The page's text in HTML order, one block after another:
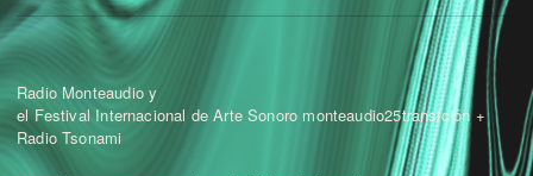
Radio Monteaudio y
el Festival Internacional de Arte Sonoro monteaudio25transición +
Radio Tsonami